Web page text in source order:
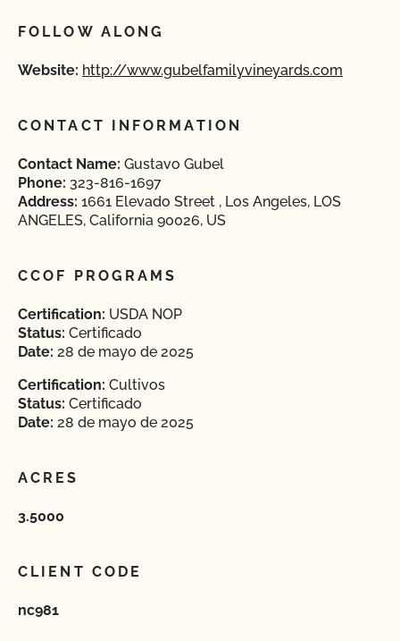
FOLLOW ALONG
Website: http://www.gubelfamilyvineyards.com
CONTACT INFORMATION
Contact Name: Gustavo Gubel
Phone: 323-816-1697
Address: 1661 Elevado Street , Los Angeles, LOS
ANGELES, California 90026, US
CCOF PROGRAMS
Certification: USDA NOP
Status: Certificado
Date: 28 de mayo de 2025
Certification: Cultivos
Status: Certificado
Date: 28 de mayo de 2025
ACRES
3.5000
CLIENT CODE
nc981